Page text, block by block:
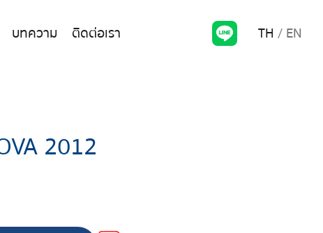
บทความ ติดต่อเรา TH EN
2012